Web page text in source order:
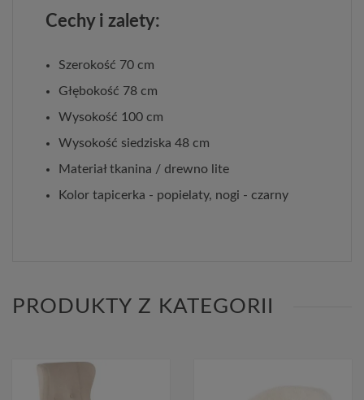
Cechy i zalety:
Szerokość 70 cm
Głębokość 78 cm
Wysokość 100 cm
Wysokość siedziska 48 cm
Materiał tkanina / drewno lite
Kolor tapicerka - popielaty, nogi - czarny
PRODUKTY Z KATEGORII